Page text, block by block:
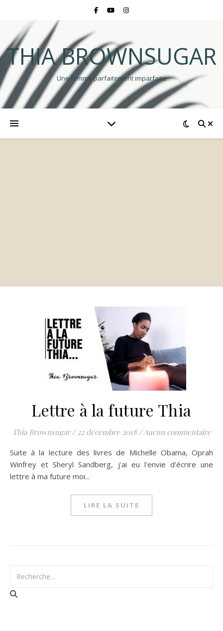
THIA BROWNSUGAR
Une femme parfaitement imparfaite
Lettre à la future Thia
Thia Brownsugar / 22 décembre 2018 /Aucun commentaire
Suite à la lecture des livres de Michelle Obama, Oprah
Winfrey et Sheryl Sandberg, j'ai eu l'envie d'écrire une
lettre à ma future moi...
LIRE LA SUITE